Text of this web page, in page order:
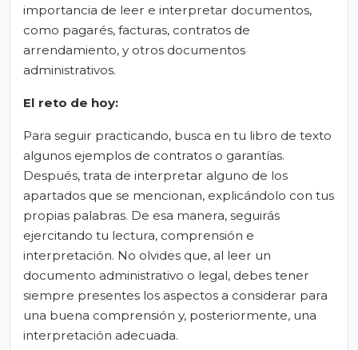
importancia de leer e interpretar documentos,
como pagarés, facturas, contratos de
arrendamiento, y otros documentos
administrativos.
El reto de hoy:
Para seguir practicando, busca en tu libro de texto
algunos ejemplos de contratos o garantías.
Después, trata de interpretar alguno de los
apartados que se mencionan, explicándolo con tus
propias palabras. De esa manera, seguirás
ejercitando tu lectura, comprensión e
interpretación. No olvides que, al leer un
documento administrativo o legal, debes tener
siempre presentes los aspectos a considerar para
una buena comprensión y, posteriormente, una
interpretación adecuada.